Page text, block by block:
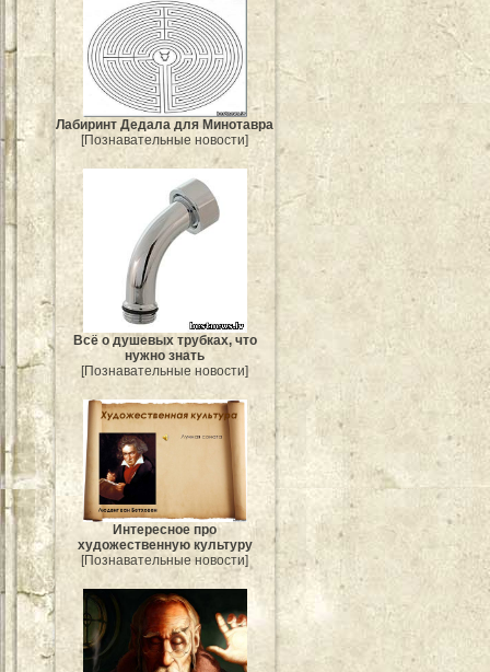
Лабиринт Дедала для Минотавра
[Познавательные новости]
Всё о душевых трубках, что
нужно знать
[Познавательные новости]
Интересное про
художественную культуру
[Познавательные новости]